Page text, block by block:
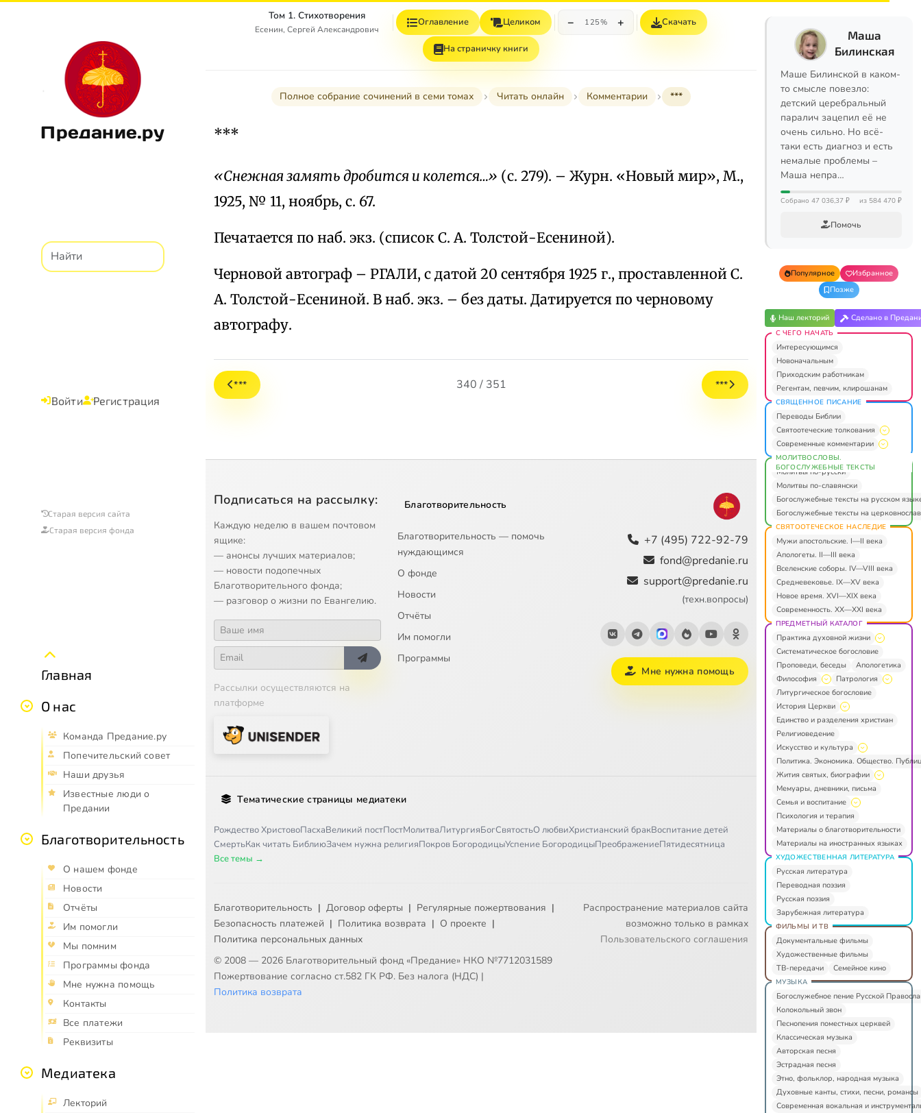
Предание.ру
Войти Регистрация
Старая версия сайта
Старая версия фонда
Главная
О нас
Команда Предание.ру
Попечительский совет
Наши друзья
Известные люди о
Предании
Благотворительность
О нашем фонде
Новости
Отчёты
Им помогли
Мы помним
Программы фонда
Мне нужна помощь
Контакты
Все платежи
Реквизиты
Медиатека
Лекторий
Том 1. Стихотворения
Есенин, Сергей Александрович
Оглавление Целиком − 125% + Скачать
На страничку книги
Полное собрание сочинений в семи томах Читать онлайн Комментарии ***
***
«Снежная замять дробится и колется…» (с. 279). – Журн. «Новый мир», М.,
1925, № 11, ноябрь, с. 67.
Печатается по наб. экз. (список С. А. Толстой-Есениной).
Черновой автограф – РГАЛИ, с датой 20 сентября 1925 г., проставленной С.
А. Толстой-Есениной. В наб. экз. – без даты. Датируется по черновому
автографу.
*** 340 / 351 ***
Подписаться на рассылку:
Каждую неделю в вашем почтовом
ящике:
— анонсы лучших материалов;
— новости подопечных
Благотворительного фонда;
— разговор о жизни по Евангелию.
Рассылки осуществляются на
платформе
Благотворительность
Благотворительность — помочь
нуждающимся
О фонде
Новости
Отчёты
Им помогли
Программы
+7 (495) 722-92-79
fond@predanie.ru
support@predanie.ru
(техн.вопросы)
Мне нужна помощь
Тематические страницы медиатеки
Рождество ХристовоПасхаВеликий постПостМолитваЛитургияБогСвятостьО любвиХристианский бракВоспитание детей
СмертьКак читать БиблиюЗачем нужна религияПокров БогородицыУспение БогородицыПреображениеПятидесятница
Все темы →
Благотворительность | Договор оферты | Регулярные пожертвования |
Безопасность платежей | Политика возврата | О проекте |
Политика персональных данных
© 2008 — 2026 Благотворительный фонд «Предание» НКО №7712031589
Пожертвование согласно ст.582 ГК РФ. Без налога (НДС) |
Политика возврата
Распространение материалов сайта
возможно только в рамках
Пользовательского соглашения
Маша
Билинская
Маше Билинской в каком-
то смысле повезло:
детский церебральный
паралич зацепил её не
очень сильно. Но всё-
таки есть диагноз и есть
немалые проблемы –
Маша непра…
Собрано 47 036,37 ₽ из 584 470 ₽
Помочь
Популярное
Избранное
Позже
Наш лекторий Сделано в
С ЧЕГО НАЧАТЬ
Интересующимся
Новоначальным
Приходским работникам
Регентам, певчим, клирошанам
СВЯЩЕННОЕ ПИСАНИЕ
Переводы Библии
Святоотеческие толкования
Современные комментарии
МОЛИТВОСЛОВЫ.
БОГОСЛУЖЕБНЫЕ ТЕКСТЫ
Молитвы по-русски
Молитвы по-славянски
Богослужебные тексты на русском
Богослужебные тексты на
СВЯТООТЕЧЕСКОЕ НАСЛЕДИЕ
Мужи апостольские. I—II века
Апологеты. II—III века
Вселенские соборы. IV—VIII века
Средневековье. IX—XV века
Новое время. XVI—XIX века
Современность. XX—XXI века
ПРЕДМЕТНЫЙ КАТАЛОГ
Практика духовной жизни
Систематическое богословие
Проповеди, беседы
Апологетика
Философия
Патрология
Литургическое богословие
История Церкви
Единство и разделения христиан
Религиоведение
Искусство и культура
Политика. Экономика. Общество.
Жития святых, биографии
Мемуары, дневники, письма
Семья и воспитание
Психология и терапия
Материалы о благотворительности
Материалы на иностранных языках
ХУДОЖЕСТВЕННАЯ ЛИТЕРАТУРА
Русская литература
Переводная поэзия
Русская поэзия
Зарубежная литература
ФИЛЬМЫ И ТВ
Документальные фильмы
Художественные фильмы
ТВ-передачи
Семейное кино
МУЗЫКА
Богослужебное пение Русской
Колокольный звон
Песнопения поместных церквей
Классическая музыка
Авторская песня
Эстрадная песня
Этно, фольклор, народная музыка
Духовные канты, стихи, песни, романсы
Современная вокальная и